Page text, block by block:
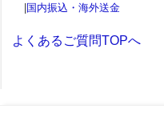
|国内振込・海外送金
よくあるご質問TOPへ